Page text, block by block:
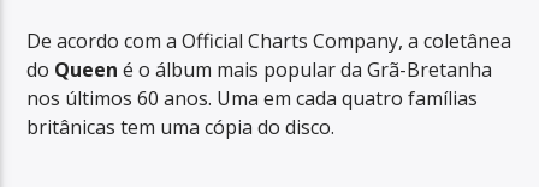
De acordo com a Official Charts Company, a coletânea
do Queen é o álbum mais popular da Grã-Bretanha
nos últimos 60 anos. Uma em cada quatro famílias
britânicas tem uma cópia do disco.